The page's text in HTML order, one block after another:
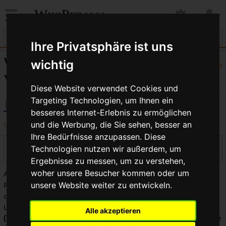
Ihre Privatsphäre ist uns
wichtig
Diese Website verwendet Cookies und
Targeting Technologien, um Ihnen ein
besseres Internet-Erlebnis zu ermöglichen
und die Werbung, die Sie sehen, besser an
Ihre Bedürfnisse anzupassen. Diese
Technologien nutzen wir außerdem, um
Ergebnisse zu messen, um zu verstehen,
woher unsere Besucher kommen oder um
unsere Website weiter zu entwickeln.
Alle akzeptieren
WikiPedalia
Hilfe
Werbegeschenk:
Versionsgeschichte
Logbücher dieser Seite anzeigen
Versionen filtern
Auswahl des Versionsunterschieds: Markiere die
Radiobuttons der zu vergleichenden Versionen und drücke
die Eingabetaste oder die Schaltfläche am unteren Rand.
Legende:
= Unterschied zur aktuellen Version,
(Vorherige)= Unterschied zur vorherigen Version,K= Kleine